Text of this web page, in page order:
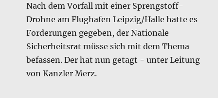
Nach dem Vorfall mit einer Sprengstoff-
Drohne am Flughafen Leipzig/Halle hatte es
Forderungen gegeben, der Nationale
Sicherheitsrat müsse sich mit dem Thema
befassen. Der hat nun getagt - unter Leitung
von Kanzler Merz.